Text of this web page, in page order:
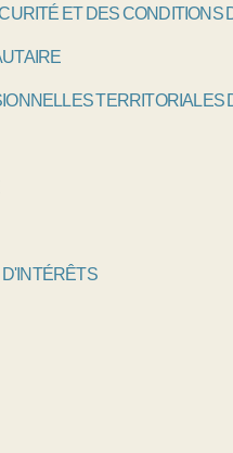
ET DES CONDITIONS
TERRITORIALES